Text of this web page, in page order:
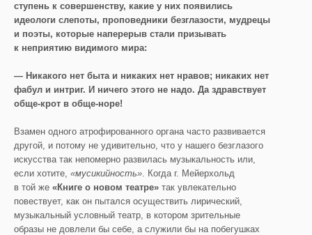
ступень к совершенству, какие у них появились
идеологи слепоты, проповедники безглазости, мудрецы
и поэты, которые наперерыв стали призывать
к неприятию видимого мира:
— Никакого нет быта и никаких нет нравов; никаких нет
фабул и интриг. И ничего этого не надо. Да здравствует
обще-крот в обще-норе!
Взамен одного атрофированного органа часто развивается
другой, и потому не удивительно, что у нашего безглазого
искусства так непомерно развилась музыкальность или,
если хотите, «мусикийность». Когда г. Мейерхольд
в той же «Книге о новом театре» так увлекательно
повествует, как он пытался осуществить лирический,
музыкальный условный театр, в котором зрительные
образы не довлели бы себе, а служили бы на побегушках